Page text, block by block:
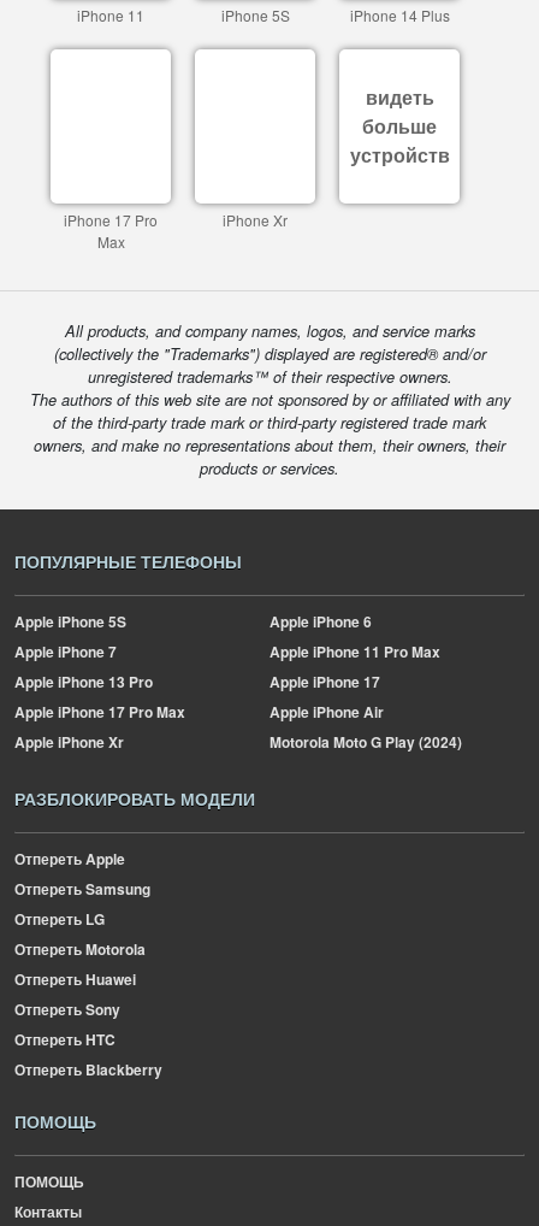
iPhone 11 iPhone 5S iPhone 14 Plus
iPhone 17 Pro
Max
iPhone Xr
видеть
больше
устройств
All products, and company names, logos, and service marks
(collectively the "Trademarks") displayed are registered® and/or
unregistered trademarks™ of their respective owners.
The authors of this web site are not sponsored by or affiliated with any
of the third-party trade mark or third-party registered trade mark
owners, and make no representations about them, their owners, their
products or services.
ПОПУЛЯРНЫЕ ТЕЛЕФОНЫ
AppleiPhone 5S AppleiPhone 6
AppleiPhone 7 AppleiPhone 11 Pro Max
AppleiPhone 13 Pro AppleiPhone 17
AppleiPhone 17 Pro Max AppleiPhone Air
AppleiPhone Xr MotorolaMoto G Play (2024)
РАЗБЛОКИРОВАТЬ МОДЕЛИ
Отпереть Apple
Отпереть Samsung
Отпереть LG
Отпереть Motorola
Отпереть Huawei
Отпереть Sony
Отпереть HTC
Отпереть Blackberry
ПОМОЩЬ
ПОМОЩЬ
Контакты